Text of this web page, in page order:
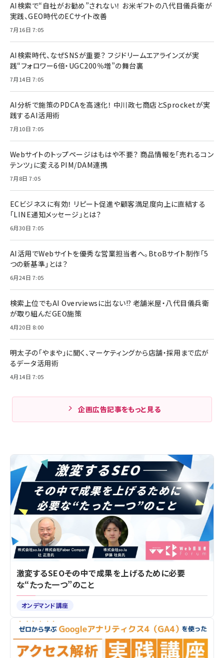
AI検索で“自社がお勧め”されない！ お米ギフトの八代目儀兵衛が
実践、GEO時代のECサイト改善
7月16日 7:05
AI検索時代、なぜSNSが重要？ フジドリームエアラインズが実
践“フォロワー6倍・UGC200％増”の舞台裏
7月14日 7:05
AI分析で施策のPDCAを高速化！ 中川政七商店とSprocketが実
践するAI活用術
7月10日 7:05
Webサイトのトップページはもはや不要？ 商品情報を「売れるコン
テンツ」に変えるPIM/DAM連携
7月8日 7:05
ECビジネスに有効！ リピート促進や顧客満足度向上に直結する
「LINE通知メッセージ」とは？
6月30日 7:05
AI活用でWebサイトを優秀な営業担当者へ。BtoBサイト制作「5
つの新基準」とは？
6月24日 7:05
検索上位でもAI Overviewsに出ない!? 老舗米屋・八代目儀兵衛
が取り組んだGEO施策
4月20日 8:00
明太子の「やまや」に聞く、マーケティングから店舗・採用まで広が
るデータ活用術
4月14日 7:05
企画広告記事をもっと見る
激変するSEO――その中で成果を上げるために必要
な“たった一つ”のこと
オンデマンド講座